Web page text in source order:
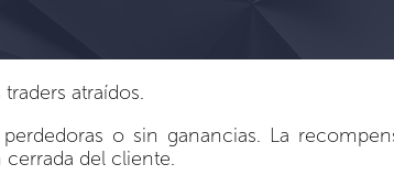
atraídos.
o sin ganancias. La
del cliente.